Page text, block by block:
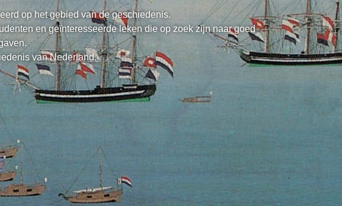
op het gebied van de geschiedenis.
en geïnteresseerde leken die op zoek zijn naar goed
van Nederland.